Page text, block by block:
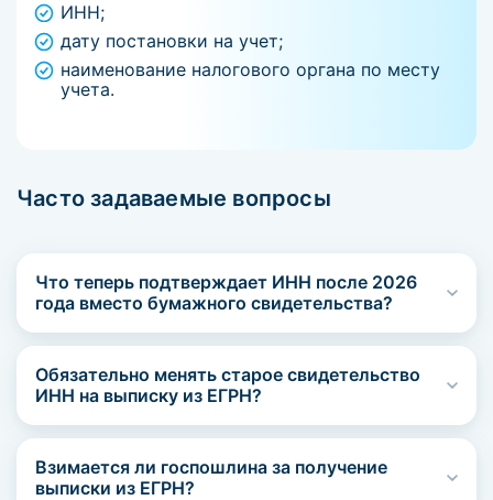
ИНН;
дату постановки на учет;
наименование налогового органа по месту
учета.
Часто задаваемые вопросы
Что теперь подтверждает ИНН после 2026
года вместо бумажного свидетельства?
Обязательно менять старое свидетельство
ИНН на выписку из ЕГРН?
Взимается ли госпошлина за получение
выписки из ЕГРН?